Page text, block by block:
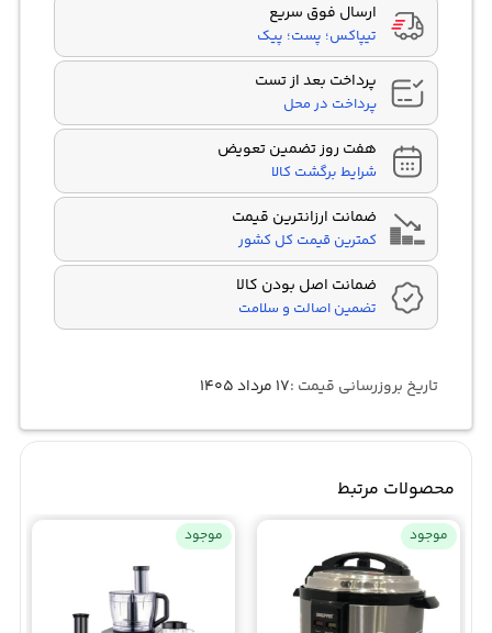
ارسال فوق سریع
تیپاکس؛ پست؛ پیک
پرداخت بعد از تست
پرداخت در محل
هفت روز تضمین تعویض
شرایط برگشت کالا
ضمانت ارزانترین قیمت
کمترین قیمت کل کشور
ضمانت اصل بودن کالا
تضمین اصالت و سلامت
تاریخ بروزرسانی قیمت :۱۷ مرداد ۱۴۰۵
محصولات مرتبط
موجود موجود